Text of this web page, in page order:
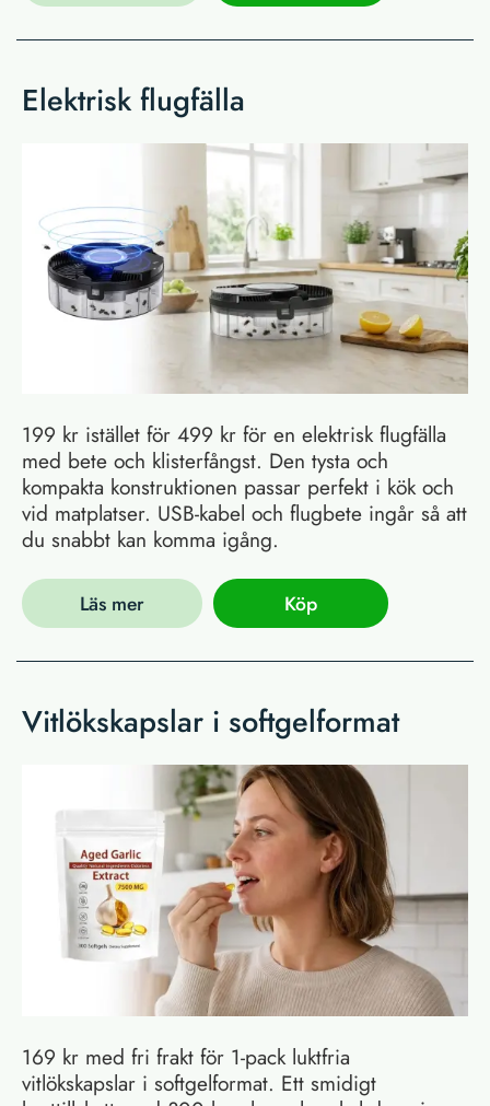
Elektrisk flugfälla
199 kr istället för 499 kr för en elektrisk flugfälla
med bete och klisterfångst. Den tysta och
kompakta konstruktionen passar perfekt i kök och
vid matplatser. USB-kabel och flugbete ingår så att
du snabbt kan komma igång.
Läs mer Köp
Vitlökskapslar i softgelformat
169 kr med fri frakt för 1-pack luktfria
vitlökskapslar i softgelformat. Ett smidigt